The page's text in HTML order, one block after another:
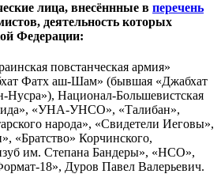
лица, внесённные в перечень
деятельность которых
Федерации:
повстанческая армия»
Фатх аш-Шам» (бывшая «Джабхат
Нусра»), Национал-Большевистская
«УНА-УНСО», «Талибан»,
народа», «Свидетели Иеговы»,
«Братство» Корчинского,
им. Степана Бандеры», «НСО»,
18», Дуров Павел Валерьевич.